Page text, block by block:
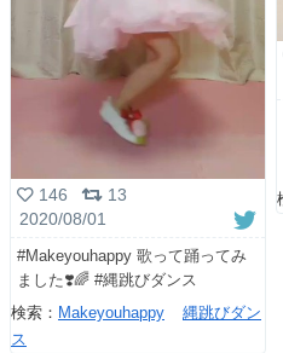
146
13
2020/08/01
#Makeyouhappy 歌って踊ってみ
ました❣️🌈 #縄跳びダンス
検索： Makeyouhappy
縄跳びダン
ス